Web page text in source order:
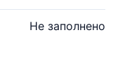
Не заполнено